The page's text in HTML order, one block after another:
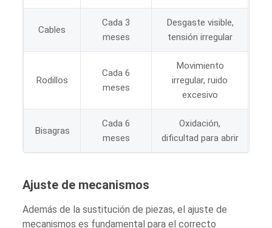
Cables
Cada 3
meses
Desgaste visible,
tensión irregular
Rodillos
Cada 6
meses
Movimiento
irregular, ruido
excesivo
Bisagras
Cada 6
meses
Oxidación,
dificultad para abrir
Ajuste de mecanismos
Además de la sustitución de piezas, el ajuste de
mecanismos es fundamental para el correcto